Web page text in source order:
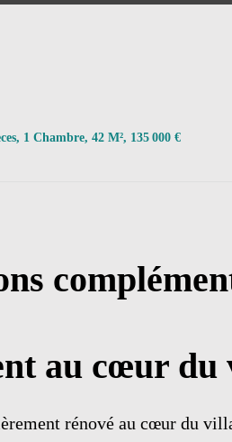
1 Chambre, 42 M², 135 000 €
au cœur du
rénové au cœur du